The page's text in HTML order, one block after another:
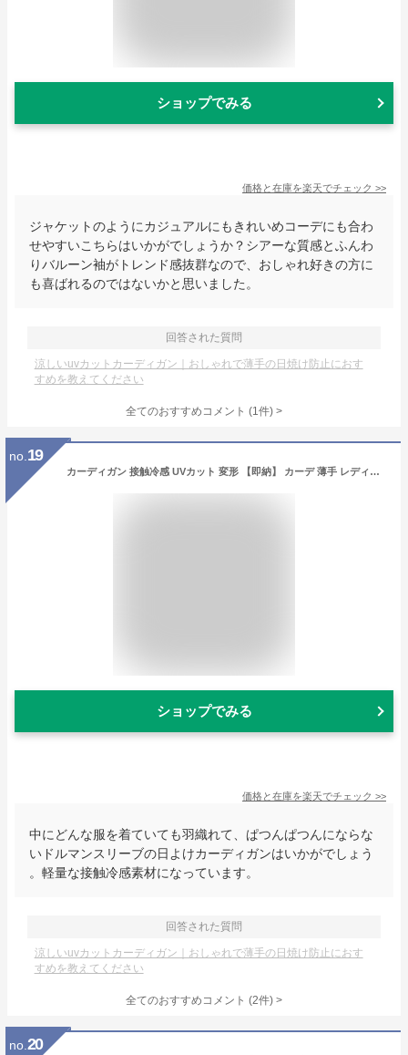
ショップでみる
価格と在庫を楽天でチェック >>
ジャケットのようにカジュアルにもきれいめコーデにも合わ
せやすいこちらはいかがでしょうか？シアーな質感とふんわ
りバルーン袖がトレンド感抜群なので、おしゃれ好きの方に
も喜ばれるのではないかと思いました。
回答された質問
涼しいuvカットカーディガン｜おしゃれで薄手の日焼け防止におす
すめを教えてください
全てのおすすめコメント (1件) >
no. 19
カーディガン 接触冷感 UVカット 変形 【即納】 カーデ 薄手 レディース トップス ドルマン チュニック 紫外線対策 海 自転車 アウトドア ロング 長袖 ケープ ライトアウター 羽織 軽量 長い コクーン お尻が隠れる 体型カバー 大きいサイズ 黒 白 春 夏 HUG.U
ショップでみる
価格と在庫を楽天でチェック >>
中にどんな服を着ていても羽織れて、ぱつんぱつんにならな
いドルマンスリーブの日よけカーディガンはいかがでしょう
。軽量な接触冷感素材になっています。
回答された質問
涼しいuvカットカーディガン｜おしゃれで薄手の日焼け防止におす
すめを教えてください
全てのおすすめコメント (2件) >
no. 20